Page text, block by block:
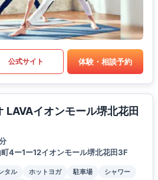
公式サイト 体験・相談予約
LAVAイオンモール堺北花田
4ー1ー12イオンモール堺北花田3F
タル ホットヨガ 駐車場
シャワー